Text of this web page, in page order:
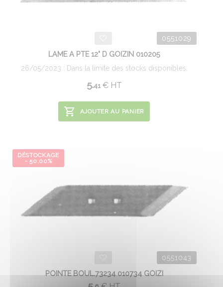
0551029
LAME A PTE 12" D GOIZIN 010205
26/05/2023 : Dans la limite des stocks disponibles.
5.41 €HT
AJOUTER AU PANIER
DÉSTOCKAGE
- 50.00%
0551043
POINTE BOUL.73234 010734 GOIZI